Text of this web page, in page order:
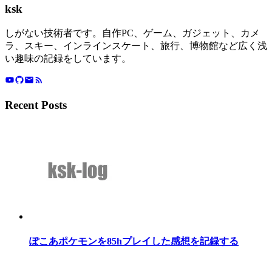
ksk
しがない技術者です。自作PC、ゲーム、ガジェット、カメ
ラ、スキー、インラインスケート、旅行、博物館など広く浅
い趣味の記録をしています。
Recent Posts
ぽこあポケモンを85hプレイした感想を記録する